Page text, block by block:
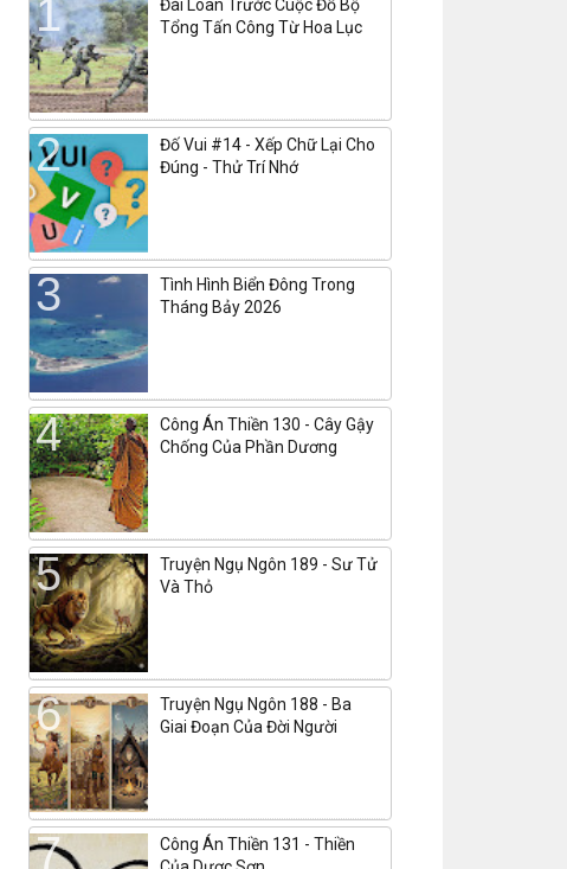
Đài Loan Trước Cuộc Đổ Bộ
Tổng Tấn Công Từ Hoa Lục
Đố Vui #14 - Xếp Chữ Lại Cho
Đúng - Thử Trí Nhớ
Tình Hình Biển Đông Trong
Tháng Bảy 2026
Công Án Thiền 130 - Cây Gậy
Chống Của Phần Dương
Truyện Ngụ Ngôn 189 - Sư Tử
Và Thỏ
Truyện Ngụ Ngôn 188 - Ba
Giai Đoạn Của Đời Người
Công Án Thiền 131 - Thiền